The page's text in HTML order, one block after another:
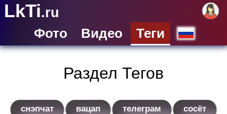
LkTi.ru
Фото
Видео Теги
Раздел Тегов
снэпчат вацап телеграм сосёт